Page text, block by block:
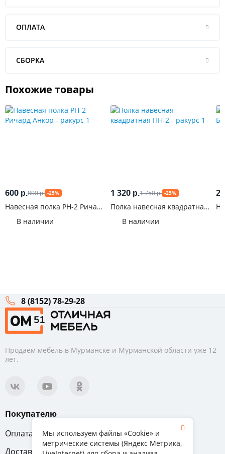
ОПЛАТА
СБОРКА
Похожие товары
600 р.800р. -25%
Навесная полка РН-2 Ричард
В наличии
1 320 р.1 750р. -25%
Полка навесная квадратная
В наличии
2
8 (8152) 78-29-28
Продаем мебель в Мурманске и Мурманской области уже 12
лет.
Покупателю
Оплата
Вопрос-ответ
Доставка
Обмен и возврат
Мы используем файлы «Cookie» и
метрические системы (Яндекс Метрика,